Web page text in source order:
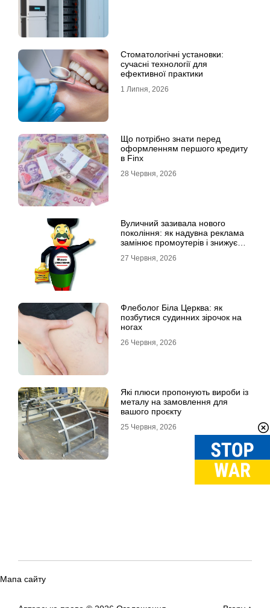
Стоматологічні установки:
сучасні технології для
ефективної практики
1 Липня, 2026
Що потрібно знати перед
оформленням першого кредиту
в Finx
28 Червня, 2026
Вуличний зазивала нового
покоління: як надувна реклама
замінює промоутерів і знижує
27 Червня, 2026
Флеболог Біла Церква: як
позбутися судинних зірочок на
ногах
26 Червня, 2026
Які плюси пропонують вироби із
металу на замовлення для
вашого проєкту
25 Червня, 2026
Мапа сайту